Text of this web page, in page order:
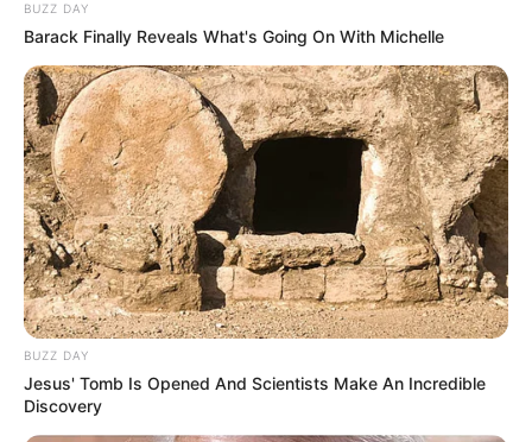
(foto: youtube/athallanaufal)
10. Masih di lantai dua terdapat balkon dengan
pemandangan yang tak kalah apik dengan di puncak
BUZZ DAY
Barack Finally Reveals What's Going On With Michelle
BUZZ DAY
Jesus' Tomb Is Opened And Scientists Make An Incredible
Discovery